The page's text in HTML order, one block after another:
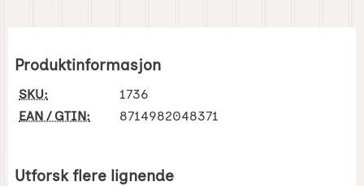
Produktinformasjon
SKU:
1736
EAN / GTIN:
8714982048371
Utforsk flere lignende